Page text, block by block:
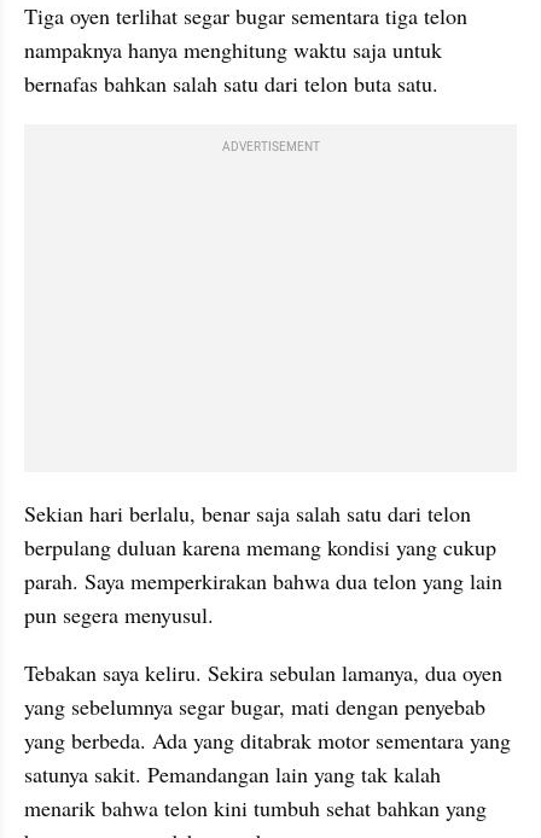
Tiga oyen terlihat segar bugar sementara tiga telon
nampaknya hanya menghitung waktu saja untuk
bernafas bahkan salah satu dari telon buta satu.
ADVERTISEMENT
Sekian hari berlalu, benar saja salah satu dari telon
berpulang duluan karena memang kondisi yang cukup
parah. Saya memperkirakan bahwa dua telon yang lain
pun segera menyusul.
Tebakan saya keliru. Sekira sebulan lamanya, dua oyen
yang sebelumnya segar bugar, mati dengan penyebab
yang berbeda. Ada yang ditabrak motor sementara yang
satunya sakit. Pemandangan lain yang tak kalah
menarik bahwa telon kini tumbuh sehat bahkan yang